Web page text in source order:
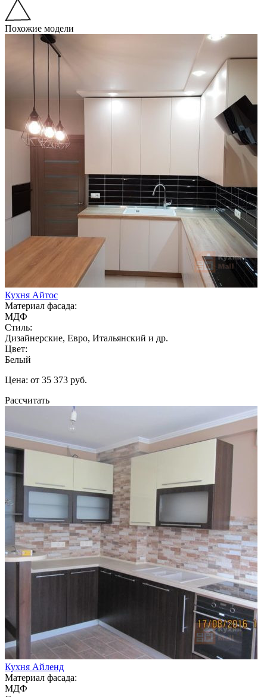
Похожие модели
Кухня Айтос
Материал фасада:
МДФ
Стиль:
Дизайнерские, Евро, Итальянский и др.
Цвет:
Белый
Цена: от 35 373 руб.
Рассчитать
Кухня Айленд
Материал фасада:
МДФ